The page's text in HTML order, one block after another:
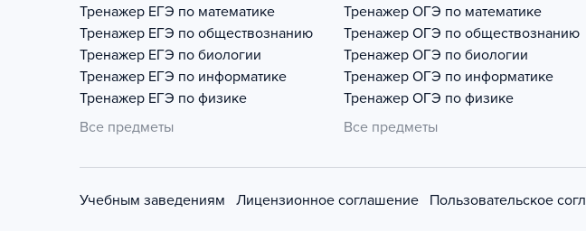
Тренажер ЕГЭ по математике
Тренажер ЕГЭ по обществознанию
Тренажер ЕГЭ по биологии
Тренажер ЕГЭ по информатике
Тренажер ЕГЭ по физике
Все предметы
Тренажер ОГЭ по математике
Тренажер ОГЭ по обществознанию
Тренажер ОГЭ по биологии
Тренажер ОГЭ по информатике
Тренажер ОГЭ по физике
Все предметы
Учебным заведениям Лицензионное соглашение Пользовательское